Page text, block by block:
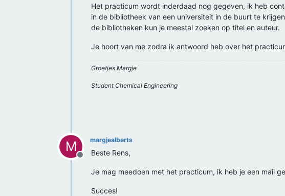
Het practicum wordt inderdaad nog gegeven, ik heb
in de bibliotheek van een universiteit in de buurt te
de bibliotheken kun je meestal zoeken op titel en auteur.
Je hoort van me zodra ik antwoord heb over het
Groetjes Margje
Student Chemical Engineering
M
Offline
margjealberts
Beste Rens,
Je mag meedoen met het practicum, ik heb je een mail
Succes!